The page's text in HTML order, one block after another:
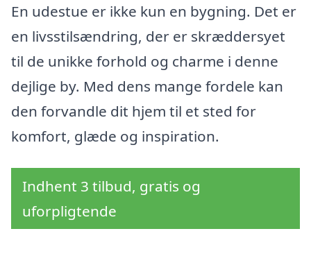
En udestue er ikke kun en bygning. Det er
en livsstilsændring, der er skræddersyet
til de unikke forhold og charme i denne
dejlige by. Med dens mange fordele kan
den forvandle dit hjem til et sted for
komfort, glæde og inspiration.
Indhent 3 tilbud, gratis og
uforpligtende